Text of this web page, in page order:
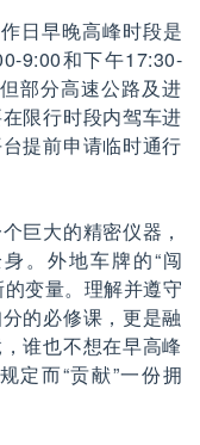
日早晚高峰时段是
9:00和下午17:30-
部分高速公路及进
限行时段内驾车进
提前申请临时通行
巨大的精密仪器，
。外地车牌的“闯
变量。理解并遵守
的必修课，更是融
谁也不想在早高峰
定而“贡献”一份拥